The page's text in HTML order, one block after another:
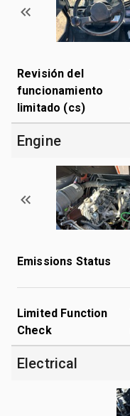
Revisión del
funcionamiento
limitado (cs)
Engine
Emissions Status
Limited Function
Check
Electrical